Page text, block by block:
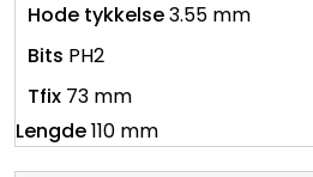
3.55 mm
PH2
73 mm
110 mm